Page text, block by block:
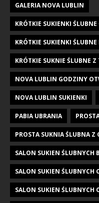
GALERIA NOVA LUBLIN
KRÓTKIE SUKIENKI ŚLUBNE
KRÓTKIE SUKIENKI
KRÓTKIE SUKNIE ŚLUBNE Z
NOVA LUBLIN GODZINY
NOVA LUBLIN SUKIENKI
PABIA UBRANIA
PROSTA SUKNIA ŚLUBNA Z
SALON SUKIEN ŚLUBNYCH
SALON SUKIEN ŚLUBNYCH
SALON SUKIEN ŚLUBNYCH